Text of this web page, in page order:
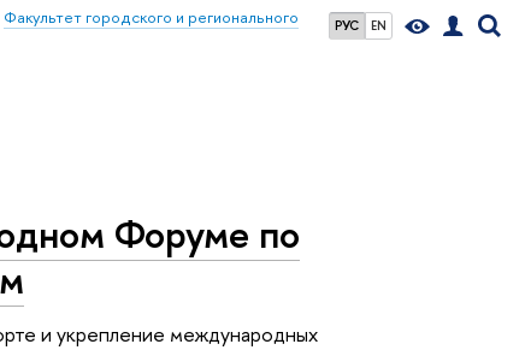
РУС EN
Факультет городского и регионального
Форуме по
и укрепление международных